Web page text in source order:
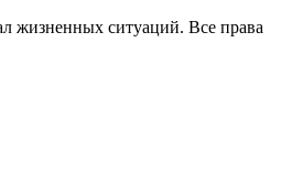
жизненных ситуаций. Все права